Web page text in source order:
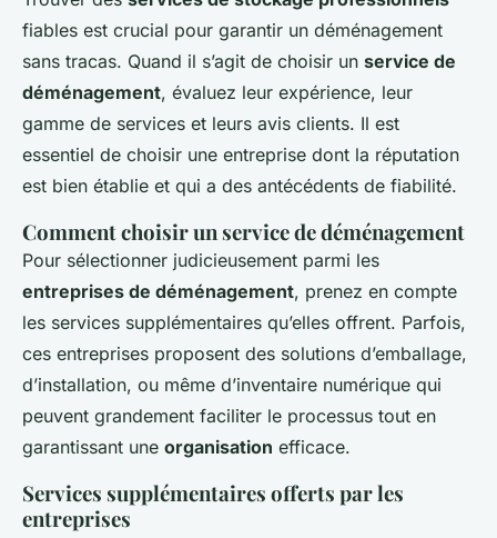
fiables est crucial pour garantir un déménagement
sans tracas. Quand il s’agit de choisir un service de
déménagement, évaluez leur expérience, leur
gamme de services et leurs avis clients. Il est
essentiel de choisir une entreprise dont la réputation
est bien établie et qui a des antécédents de fiabilité.
Comment choisir un service de déménagement
Pour sélectionner judicieusement parmi les
entreprises de déménagement, prenez en compte
les services supplémentaires qu’elles offrent. Parfois,
ces entreprises proposent des solutions d’emballage,
d’installation, ou même d’inventaire numérique qui
peuvent grandement faciliter le processus tout en
garantissant une organisation efficace.
Services supplémentaires offerts par les
entreprises